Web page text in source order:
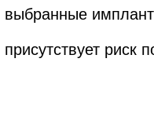
выбранные
присутствует риск